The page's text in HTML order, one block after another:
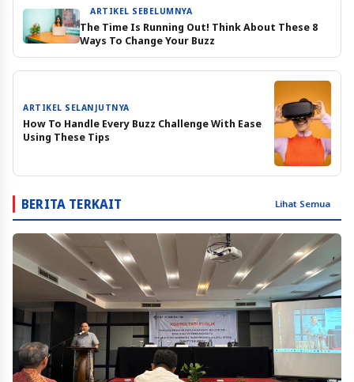
ARTIKEL SEBELUMNYA
The Time Is Running Out! Think About These 8
Ways To Change Your Buzz
ARTIKEL SELANJUTNYA
How To Handle Every Buzz Challenge With Ease
Using These Tips
BERITA TERKAIT Lihat Semua